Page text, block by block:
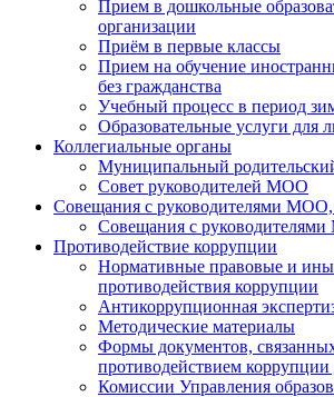
Прием в дошкольные
организации
Приём в первые классы
Прием на обучение
без гражданства
Учебный процесс в период
Образовательные услуги для
Коллегиальные органы
Муниципальный
Совет руководителей МОО
Совещания с руководителями МОО,
Совещания с
Противодействие коррупции
Нормативные правовые и
противодействия коррупции
Антикоррупционная
Методические материалы
Формы документов,
противодействием коррупции
Комиссии Управления